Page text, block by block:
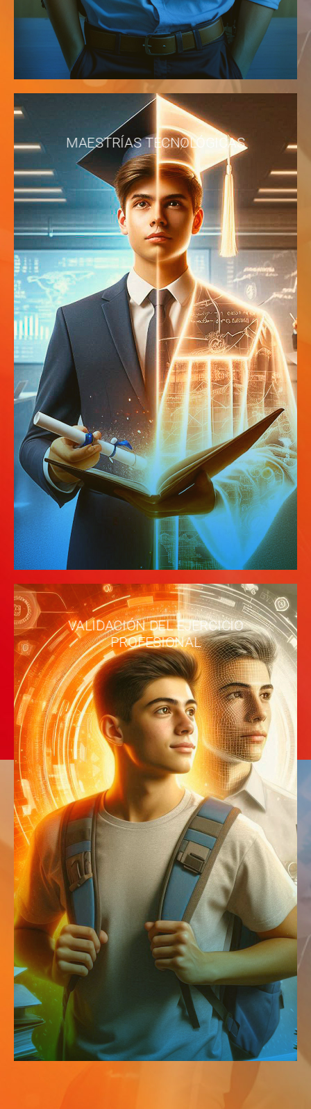
MAESTRÍAS TECNOLÓGICAS
VALIDACIÓN DEL EJERCICIO
PROFESIONAL